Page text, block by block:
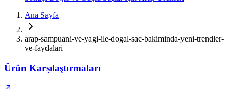
Ana Sayfa
arap-sampuani-ve-yagi-ile-dogal-sac-bakiminda-yeni-trendler-
ve-faydalari
Ürün Karşılaştırmaları